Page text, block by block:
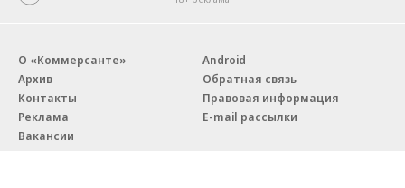
О «Коммерсанте»
Архив
Контакты
Реклама
Вакансии
Android
Обратная связь
Правовая информация
E-mail рассылки